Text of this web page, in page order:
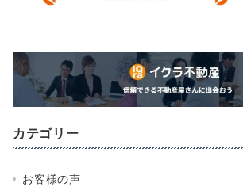
カテゴリー
お客様の声